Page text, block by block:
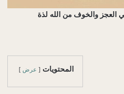
المحتويات عرض